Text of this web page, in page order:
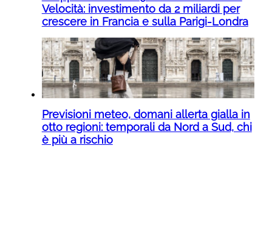
Velocità: investimento da 2 miliardi per
crescere in Francia e sulla Parigi-Londra
Previsioni meteo, domani allerta gialla in
otto regioni: temporali da Nord a Sud, chi
è più a rischio